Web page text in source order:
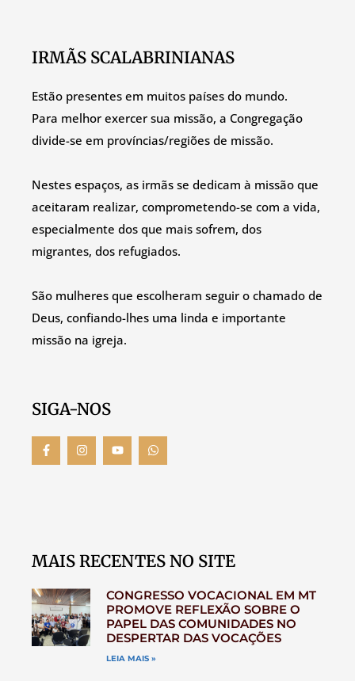
IRMÃS SCALABRINIANAS
Estão presentes em muitos países do mundo.
Para melhor exercer sua missão, a Congregação
divide-se em províncias/regiões de missão.
Nestes espaços, as irmãs se dedicam à missão que
aceitaram realizar, comprometendo-se com a vida,
especialmente dos que mais sofrem, dos
migrantes, dos refugiados.
São mulheres que escolheram seguir o chamado de
Deus, confiando-lhes uma linda e importante
missão na igreja.
SIGA-NOS
MAIS RECENTES NO SITE
CONGRESSO VOCACIONAL EM MT
PROMOVE REFLEXÃO SOBRE O
PAPEL DAS COMUNIDADES NO
DESPERTAR DAS VOCAÇÕES
LEIA MAIS »